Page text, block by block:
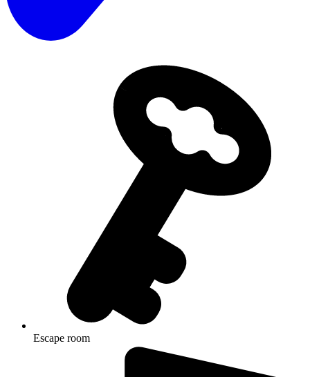
Escape room